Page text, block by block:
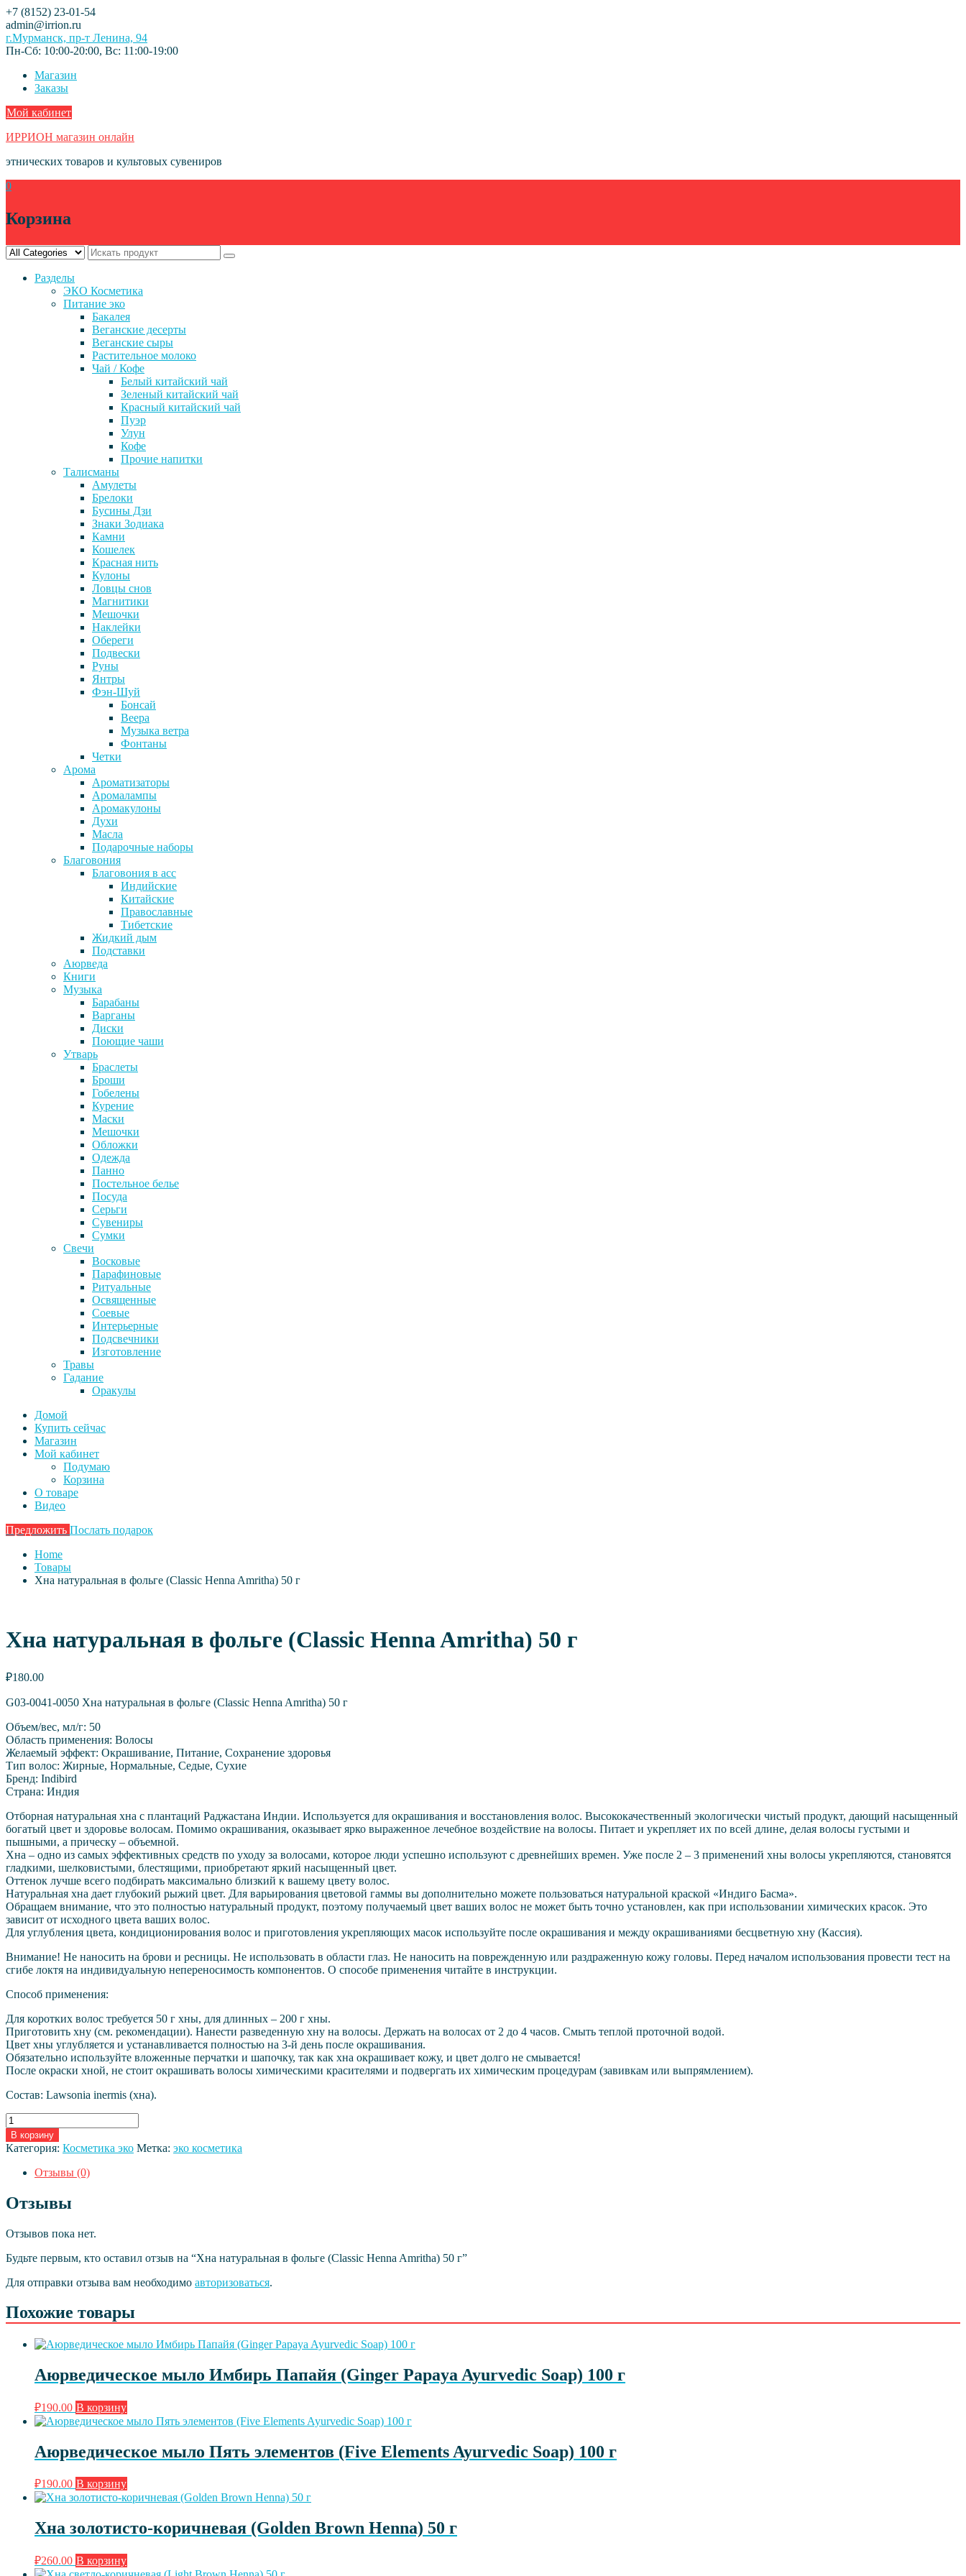
Skip
to
content
+7 (8152) 23-01-54
admin@irrion.ru
г.Мурманск, пр-т Ленина, 94
Пн-Сб: 10:00-20:00, Вс: 11:00-19:00
Магазин
Заказы
Мой кабинет
ИРРИОН магазин онлайн
этнических товаров и культовых сувениров
0
Корзина
Разделы
ЭКО Косметика
Питание эко
Бакалея
Веганские десерты
Веганские сыры
Растительное молоко
Чай / Кофе
Белый китайский чай
Зеленый китайский чай
Красный китайский чай
Пуэр
Улун
Кофе
Прочие напитки
Талисманы
Амулеты
Брелоки
Бусины Дзи
Знаки Зодиака
Камни
Кошелек
Красная нить
Кулоны
Ловцы снов
Магнитики
Мешочки
Наклейки
Обереги
Подвески
Руны
Янтры
Фэн-Шуй
Бонсай
Веера
Музыка ветра
Фонтаны
Четки
Арома
Ароматизаторы
Аромалампы
Аромакулоны
Духи
Масла
Подарочные наборы
Благовония
Благовония в асс
Индийские
Китайские
Православные
Тибетские
Жидкий дым
Подставки
Аюрведа
Книги
Музыка
Барабаны
Варганы
Диски
Поющие чаши
Утварь
Браслеты
Броши
Гобелены
Курение
Маски
Мешочки
Обложки
Одежда
Панно
Постельное белье
Посуда
Серьги
Сувениры
Сумки
Свечи
Восковые
Парафиновые
Ритуальные
Освященные
Соевые
Интерьерные
Подсвечники
Изготовление
Травы
Гадание
Оракулы
Домой
Купить сейчас
Магазин
Мой кабинет
Подумаю
Корзина
О товаре
Видео
Предложить Послать подарок
Home
Товары
Хна натуральная в фольге (Classic Henna Amritha) 50 г
Хна натуральная в фольге (Classic Henna Amritha) 50 г
₽180.00
G03-0041-0050 Хна натуральная в фольге (Classic Henna Amritha) 50 г
Объем/вес, мл/г: 50
Область применения: Волосы
Желаемый эффект: Окрашивание, Питание, Сохранение здоровья
Тип волос: Жирные, Нормальные, Седые, Сухие
Бренд: Indibird
Страна: Индия
Отборная натуральная хна с плантаций Раджастана Индии. Используется для окрашивания и восстановления волос. Высококачественный экологически чистый продукт, дающий насыщенный
богатый цвет и здоровье волосам. Помимо окрашивания, оказывает ярко выраженное лечебное воздействие на волосы. Питает и укрепляет их по всей длине, делая волосы густыми и
пышными, а прическу – объемной.
Хна – одно из самых эффективных средств по уходу за волосами, которое люди успешно используют с древнейших времен. Уже после 2 – 3 применений хны волосы укрепляются, становятся
гладкими, шелковистыми, блестящими, приобретают яркий насыщенный цвет.
Оттенок лучше всего подбирать максимально близкий к вашему цвету волос.
Натуральная хна дает глубокий рыжий цвет. Для варьирования цветовой гаммы вы дополнительно можете пользоваться натуральной краской «Индиго Басма».
Обращаем внимание, что это полностью натуральный продукт, поэтому получаемый цвет ваших волос не может быть точно установлен, как при использовании химических красок. Это
зависит от исходного цвета ваших волос.
Для углубления цвета, кондиционирования волос и приготовления укрепляющих масок используйте после окрашивания и между окрашиваниями бесцветную хну (Кассия).
Внимание! Не наносить на брови и ресницы. Не использовать в области глаз. Не наносить на поврежденную или раздраженную кожу головы. Перед началом использования провести тест на
сгибе локтя на индивидуальную непереносимость компонентов. О способе применения читайте в инструкции.
Способ применения:
Для коротких волос требуется 50 г хны, для длинных – 200 г хны.
Приготовить хну (см. рекомендации). Нанести разведенную хну на волосы. Держать на волосах от 2 до 4 часов. Смыть теплой проточной водой.
Цвет хны углубляется и устанавливается полностью на 3-й день после окрашивания.
Обязательно используйте вложенные перчатки и шапочку, так как хна окрашивает кожу, и цвет долго не смывается!
После окраски хной, не стоит окрашивать волосы химическими красителями и подвергать их химическим процедурам (завивкам или выпрямлением).
Состав: Lawsonia inermis (хна).
Количество
товара
Хна
натуральная
(Classic
Henna
50
В корзину
Категория: Косметика эко Метка: эко косметика
Отзывы (0)
Отзывы
Отзывов пока нет.
Будьте первым, кто оставил отзыв на “Хна натуральная в фольге (Classic Henna Amritha) 50 г”
Для отправки отзыва вам необходимо авторизоваться.
Похожие товары
Аюрведическое мыло Имбирь Папайя (Ginger Papaya Ayurvedic Soap) 100 г
₽190.00 В корзину
Аюрведическое мыло Пять элементов (Five Elements Ayurvedic Soap) 100 г
₽190.00 В корзину
Хна золотисто-коричневая (Golden Brown Henna) 50 г
₽260.00 В корзину